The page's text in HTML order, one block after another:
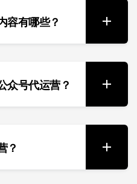
容有哪些？
众号代运营？
？